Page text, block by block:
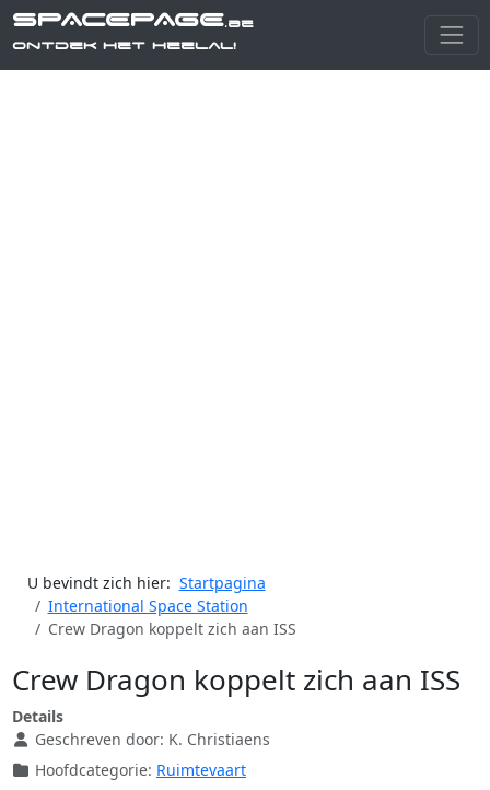
SPACEPAGE.be
Ontdek het heelal!
U bevindt zich hier: Startpagina
International Space Station
Crew Dragon koppelt zich aan ISS
Crew Dragon koppelt zich aan ISS
Details
Geschreven door: K. Christiaens
Hoofdcategorie: Ruimtevaart